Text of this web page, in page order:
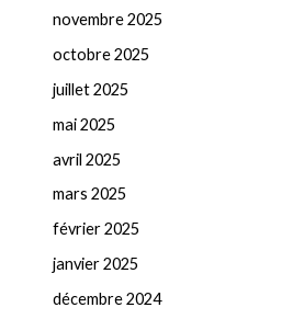
novembre 2025
octobre 2025
juillet 2025
mai 2025
avril 2025
mars 2025
février 2025
janvier 2025
décembre 2024